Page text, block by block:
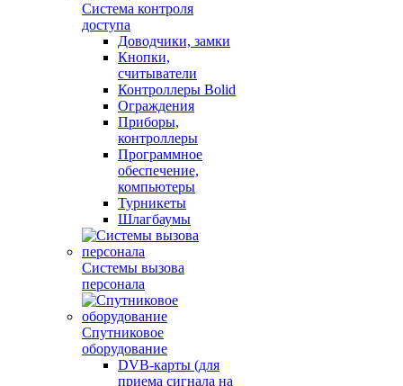
Система контроля
доступа
Доводчики, замки
Кнопки,
считыватели
Контроллеры Bolid
Ограждения
Приборы,
контроллеры
Программное
обеспечение,
компьютеры
Турникеты
Шлагбаумы
Системы вызова
персонала
Спутниковое
оборудование
DVB-карты (для
приема сигнала на